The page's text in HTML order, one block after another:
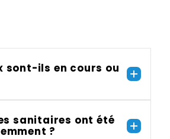
sont-ils en cours ou
sanitaires ont été
?